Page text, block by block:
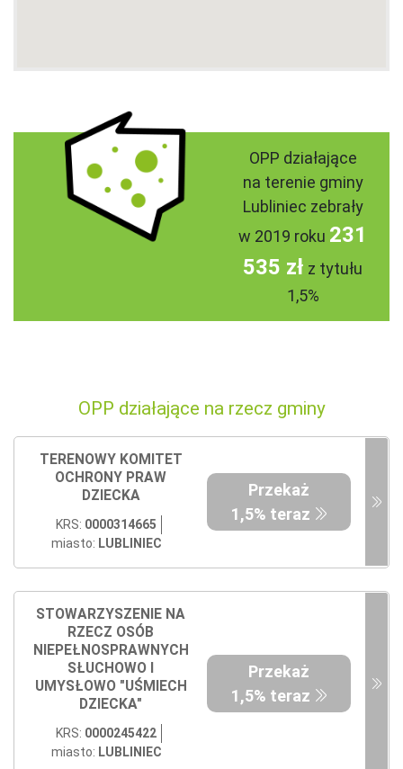
OPP działające
na terenie gminy
Lubliniec zebrały
w 2019 roku 231
535 zł z tytułu
1,5%
OPP działające na rzecz gminy
TERENOWY KOMITET
OCHRONY PRAW
DZIECKA
KRS: 0000314665
miasto: LUBLINIEC
Przekaż
1,5% teraz
STOWARZYSZENIE NA
RZECZ OSÓB
NIEPEŁNOSPRAWNYCH
SŁUCHOWO I
UMYSŁOWO "UŚMIECH
DZIECKA"
KRS: 0000245422
miasto: LUBLINIEC
Przekaż
1,5% teraz